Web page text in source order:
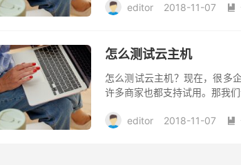
editor
2018-11-07 
怎么测试云主机
怎么测试云主机？现在，很多
许多商家也都支持试用。那我
editor 2018-11-07 